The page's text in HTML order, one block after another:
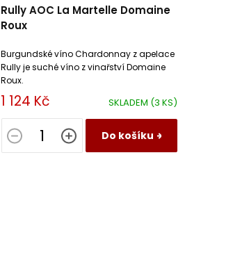
Rully AOC La Martelle Domaine
Roux
SKLADEM (3 KS)
1 124 Kč
Do košíku
Burgundské víno Chardonnay z apelace
Rully je suché víno z vinařství Domaine
Roux.